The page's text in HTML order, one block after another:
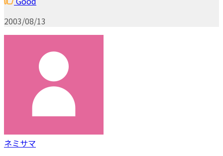
2003/08/13
ネミサマ